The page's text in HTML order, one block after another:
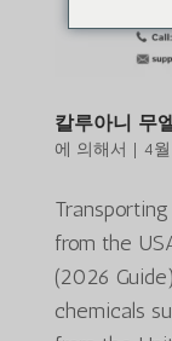
칼루아니 무
에 의해서 | 4
from the
(2026
chemicals